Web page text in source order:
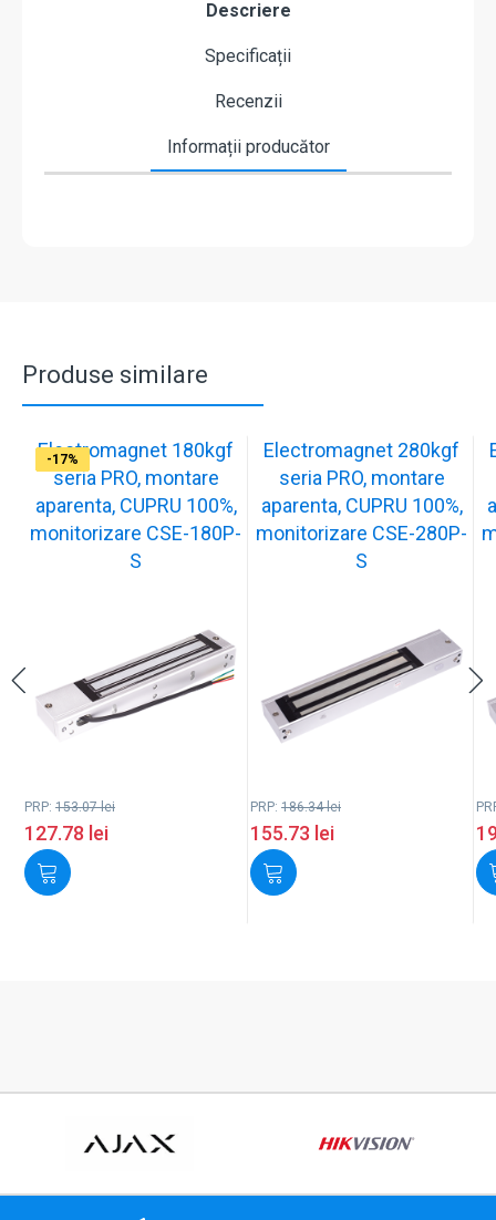
Descriere
Specificații
Recenzii
Informații producător
Produse similare
-17%
Electromagnet 180kgf
seria PRO, montare
aparenta, CUPRU 100%,
monitorizare CSE-180P-
S
PRP: 153.07lei
127.78 lei
-16%
Electromagnet 280kgf
seria PRO, montare
aparenta, CUPRU 100%,
monitorizare CSE-280P-
S
PRP: 186.34lei
155.73 lei
-17%
-17%
-17%
-17%
-17%
-17%
-17%
-17%